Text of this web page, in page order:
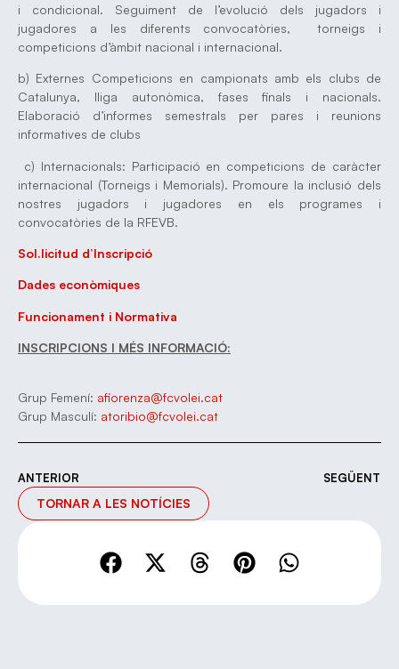
i condicional. Seguiment de l’evolució dels jugadors i
jugadores a les diferents convocatòries, torneigs i
competicions d’àmbit nacional i internacional.
b) Externes Competicions en campionats amb els clubs de
Catalunya, lliga autonòmica, fases finals i nacionals.
Elaboració d’informes semestrals per pares i reunions
informatives de clubs
c) Internacionals: Participació en competicions de caràcter
internacional (Torneigs i Memorials). Promoure la inclusió dels
nostres jugadors i jugadores en els programes i
convocatòries de la RFEVB.
Sol.licitud d’Inscripció
Dades econòmiques
Funcionament i Normativa
INSCRIPCIONS I MÉS INFORMACIÓ:
Grup Femení: afiorenza@fcvolei.cat
Grup Masculí: atoribio@fcvolei.cat
ANTERIOR SEGÜENT
TORNAR A LES NOTÍCIES